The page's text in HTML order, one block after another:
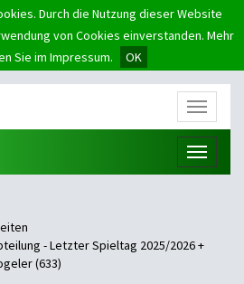
Durch die Nutzung dieser Website
von Cookies einverstanden. Mehr
Sie im Impressum.
OK
Menü
Menü
- Letzter Spieltag 2025/2026 +
(633)